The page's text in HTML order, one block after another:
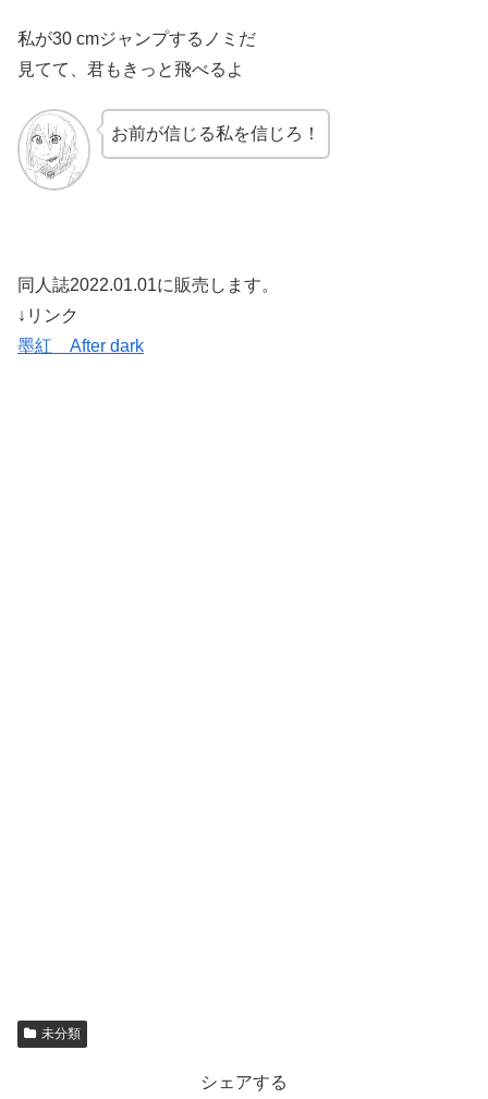
私が30 cmジャンプするノミだ
見てて、君もきっと飛べるよ
お前が信じる私を信じろ！
同人誌2022.01.01に販売します。
↓リンク
墨紅 After dark
未分類
シェアする